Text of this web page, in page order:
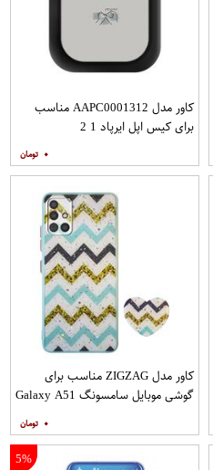
کاور مدل AAPC0001312 مناسب
برای کیس اپل ایرپاد 1 2
۰
کاور مدل ZIGZAG مناسب برای
گوشی موبایل سامسونگ Galaxy A51
۰
5%